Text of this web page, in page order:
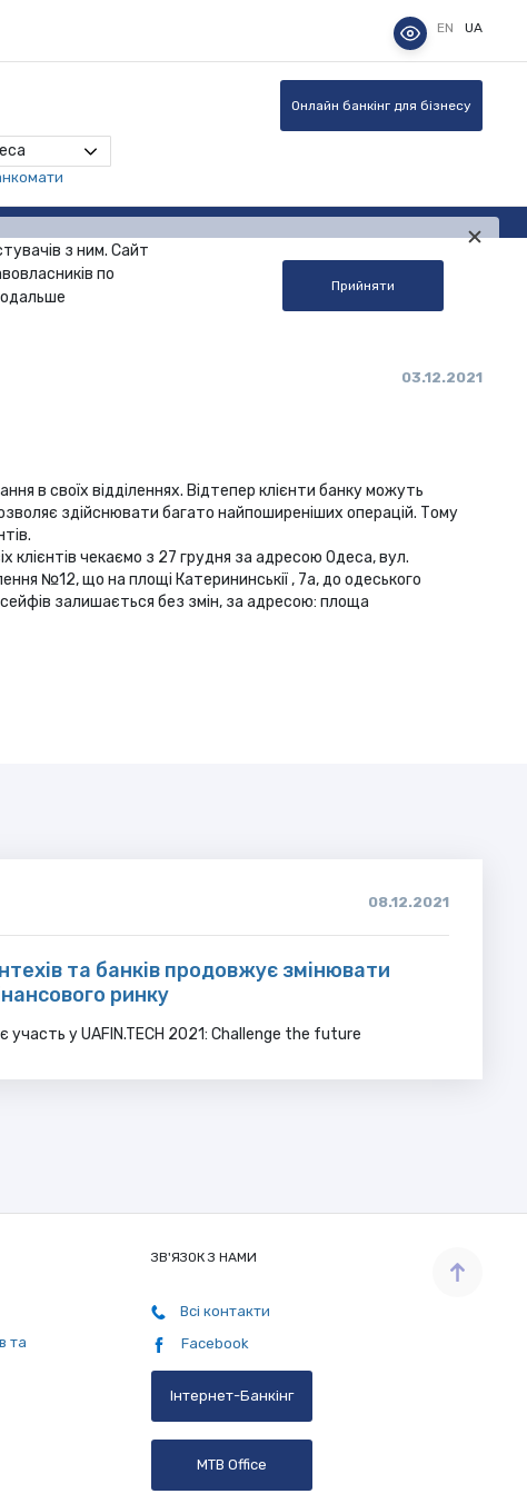
EN UA
Онлайн банкінг для бізнесу
03.12.2021
в своїх відділеннях. Відтепер клієнти банку можуть
здійснювати багато найпоширеніших операцій. Тому
чекаємо з 27 грудня за адресою Одеса, вул.
№12, що на площі Катерининськії , 7а, до одеського
залишається без змін, за адресою: площа
08.12.2021
та банків продовжує змінювати
ринку
участь у UAFIN.TECH 2021: Challenge the future
з ним. Сайт
по
Прийняти
та
ЗВ'ЯЗОК З НАМИ
Всі контакти
Facebook
Інтернет-Банкінг
MTB Office